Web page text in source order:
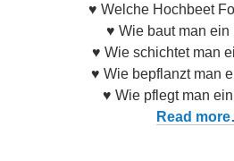
♥ Welche Hochbeet
♥ Wie baut man ein
♥ Wie schichtet man
♥ Wie bepflanzt man
♥ Wie pflegt man
Read